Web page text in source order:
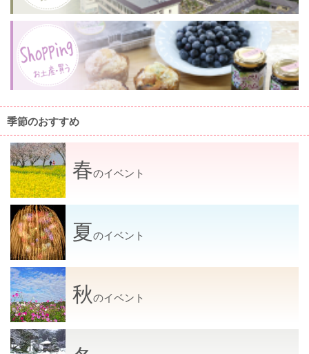
季節のおすすめ
春のイベント
夏 のイベント
秋のイベント